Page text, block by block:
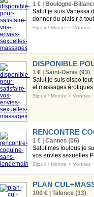
1 € | Boulogne-
Salut je suis Vanessa
donner du plaisir à
Bijoux / Montre > Montres
DISPONIBLE
1 € | Saint-Denis (93)
Salut je suis dispo
et massages
Bijoux / Montre > Montres
RENCONTRE
1 € | Cannes (06)
Salut mes loulous je
vos envies sexuelles
Bijoux / Montre > Montres
PLAN
100 € | Talence (33)